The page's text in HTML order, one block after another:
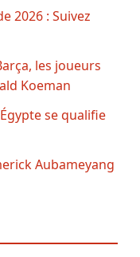
2026 : Suivez
les joueurs
Koeman
se qualifie
Aubameyang